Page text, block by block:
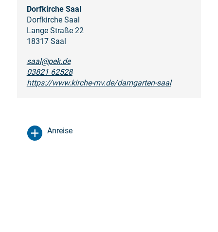
Dorfkirche Saal
Dorfkirche Saal
Lange Straße 22
18317 Saal
saal@pek.de
03821 62528
https://www.kirche-mv.de/damgarten-saal
Anreise